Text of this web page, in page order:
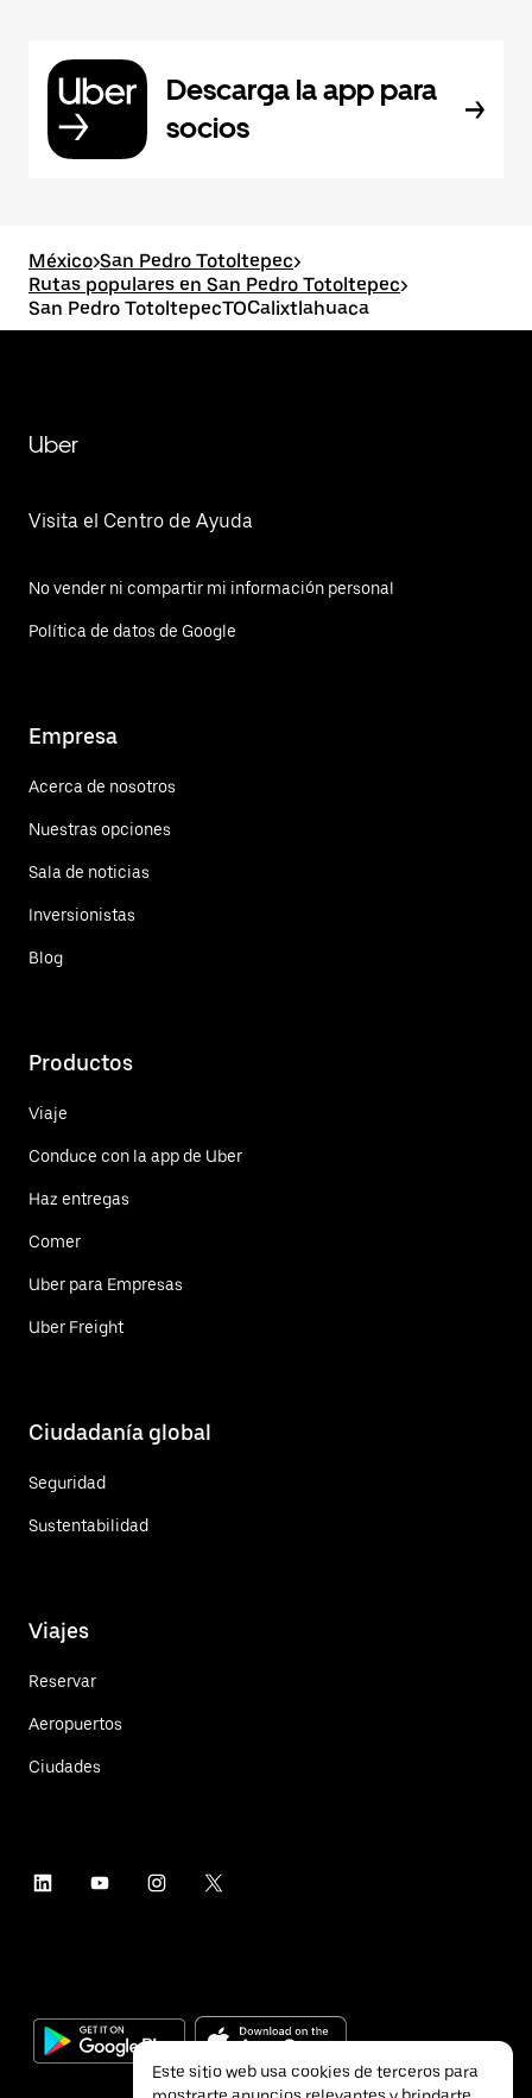
Descarga la app para
socios
México>San Pedro Totoltepec>
Rutas populares en San Pedro Totoltepec>
San Pedro TotoltepecTOCalixtlahuaca
Uber
Visita el Centro de Ayuda
No vender ni compartir mi información personal
Política de datos de Google
Empresa
Acerca de nosotros
Nuestras opciones
Sala de noticias
Inversionistas
Blog
Productos
Viaje
Conduce con la app de Uber
Haz entregas
Comer
Uber para Empresas
Uber Freight
Ciudadanía global
Seguridad
Sustentabilidad
Viajes
Reservar
Aeropuertos
Ciudades
Este sitio web usa cookies de terceros para